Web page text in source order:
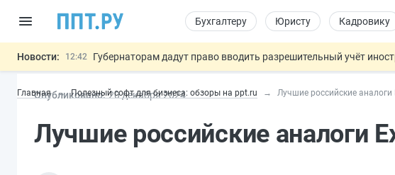
Бухгалтеру Юристу Кадровику
Новости: 12:42 Губернаторам дадут право вводить разрешительный учёт
11:31
Важно Разработают единые критерии трудовых и ГПХ-
13:16
Могут разрешить использование персональных данных
Главная Полезный софт для бизнеса: обзоры на ppt.ru Лучшие российские аналоги
Опубликовано: 20 декабря2024
Лучшие российские аналоги